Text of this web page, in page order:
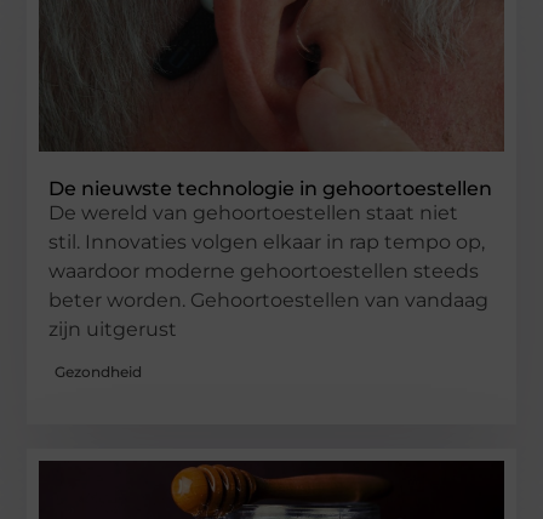
De nieuwste technologie in gehoortoestellen
De wereld van gehoortoestellen staat niet
stil. Innovaties volgen elkaar in rap tempo op,
waardoor moderne gehoortoestellen steeds
beter worden. Gehoortoestellen van vandaag
zijn uitgerust
Gezondheid